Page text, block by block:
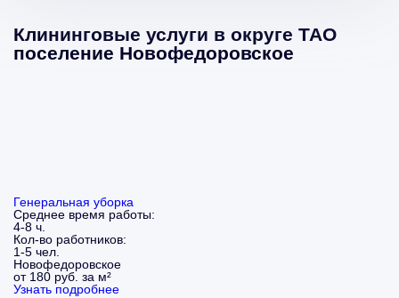
Клининговые услуги в округе ТАО
поселение Новофедоровское
Генеральная уборка
Среднее время работы:
4-8 ч.
Кол-во работников:
1-5 чел.
Новофедоровское
от 180 руб. за м²
Узнать подробнее